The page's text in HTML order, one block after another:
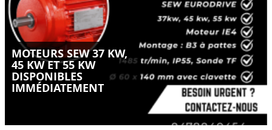
MOTEURS SEW 37 KW,
45 KW ET 55 KW
DISPONIBLES
IMMÉDIATEMENT
Puissances 37 kW, 45 kW et 55 kW – départ rapide.
LIRE LA SUITE